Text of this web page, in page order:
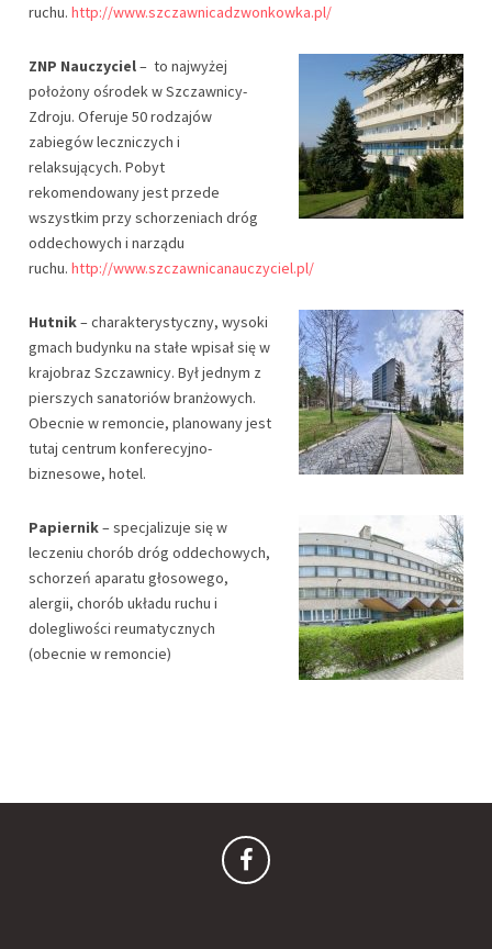
ruchu. http://www.szczawnicadzwonkowka.pl/
ZNP Nauczyciel– to najwyżej
położony ośrodek w Szczawnicy-
Zdroju. Oferuje 50 rodzajów
zabiegów leczniczych i
relaksujących. Pobyt
rekomendowany jest przede
wszystkim przy schorzeniach dróg
oddechowych i narządu
ruchu. http://www.szczawnicanauczyciel.pl/
Hutnik– charakterystyczny, wysoki
gmach budynku na stałe wpisał się w
krajobraz Szczawnicy. Był jednym z
pierszych sanatoriów branżowych.
Obecnie w remoncie, planowany jest
tutaj centrum konferecyjno-
biznesowe, hotel.
Papiernik– specjalizuje się w
leczeniu chorób dróg oddechowych,
schorzeń aparatu głosowego,
alergii, chorób układu ruchu i
dolegliwości reumatycznych
(obecnie w remoncie)